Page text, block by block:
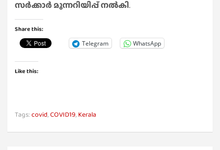
സര്‍ക്കാര്‍ മുന്നറിയിപ്പ് നല്‍കി.
Share this:
Telegram WhatsApp
Like this:
Tags: covid,COVID19, Kerala